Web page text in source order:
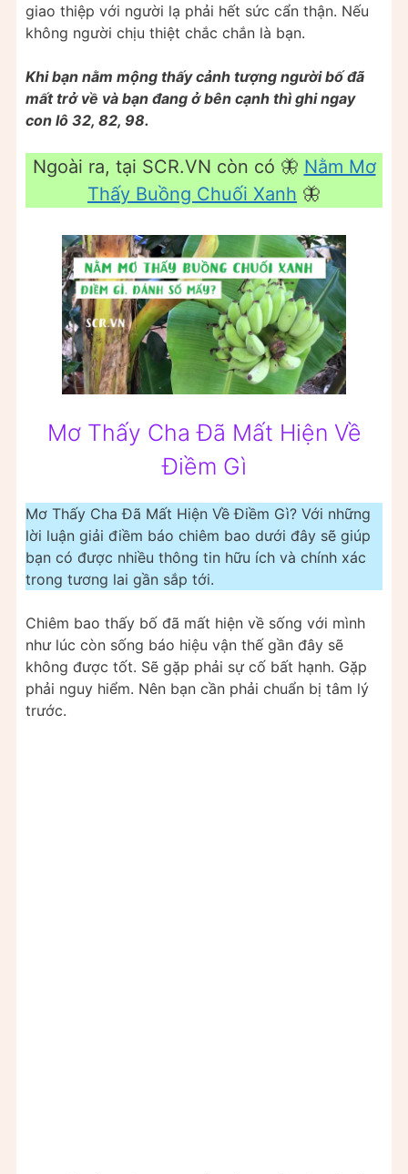
giao thiệp với người lạ phải hết sức cẩn thận. Nếu
không người chịu thiệt chắc chắn là bạn.
Khi bạn nằm mộng thấy cảnh tượng người bố đã
mất trở về và bạn đang ở bên cạnh thì ghi ngay
con lô 32, 82, 98.
Ngoài ra, tại SCR.VN còn có 🦋 Nằm Mơ
Thấy Buồng Chuối Xanh 🦋
Mơ Thấy Cha Đã Mất Hiện Về
Điềm Gì
Mơ Thấy Cha Đã Mất Hiện Về Điềm Gì? Với những
lời luận giải điềm báo chiêm bao dưới đây sẽ giúp
bạn có được nhiều thông tin hữu ích và chính xác
trong tương lai gần sắp tới.
Chiêm bao thấy bố đã mất hiện về sống với mình
như lúc còn sống báo hiệu vận thế gần đây sẽ
không được tốt. Sẽ gặp phải sự cố bất hạnh. Gặp
phải nguy hiểm. Nên bạn cần phải chuẩn bị tâm lý
trước.